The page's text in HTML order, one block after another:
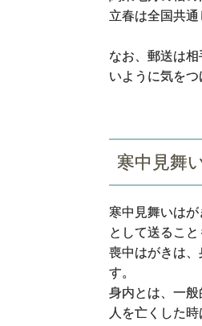
立春は全国共
なお、郵送は
いように気を
寒中見舞
寒中見舞いは
として送るこ
喪中はがきは
す。
身内とは、一
人を亡くした